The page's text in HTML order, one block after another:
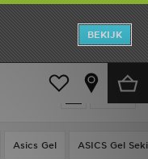
BEKIJK
Asics Gel ASICS Gel